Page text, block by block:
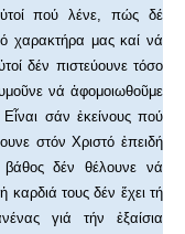
πού λένε, πώς δέ
χαρακτήρα μας καί νά
δέν πιστεύουνε τόσο
νά ἀφομοιωθοῦμε
Εἶναι σάν ἐκείνους πού
στόν Χριστό ἐπειδή
βάθος δέν θέλουνε νά
τους δέν ἔχει τή
γιά τήν ἐξαίσια